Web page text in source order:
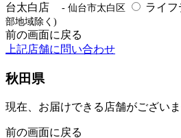
台太白店
- 仙台市太白区 ライ
部地域除く)
前の画面に戻る
上記店舗に問い合わせ
秋田県
現在、お届けできる店舗がございま
前の画面に戻る